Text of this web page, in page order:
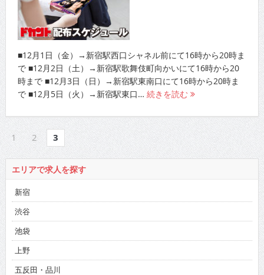
■12月1日（金）→新宿駅西口シャネル前にて16時から20時ま
で ■12月2日（土）→新宿駅歌舞伎町向かいにて16時から20
時まで ■12月3日（日）→新宿駅東南口にて16時から20時ま
で ■12月5日（火）→新宿駅東口… 続きを読む
1 2 3
エリアで求人を探す
新宿
渋谷
池袋
上野
五反田・品川